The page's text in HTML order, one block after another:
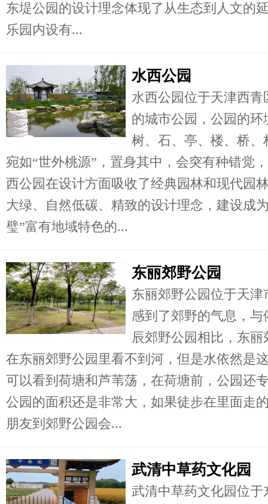
东堤公园的设计理念体现了从生态到人文的
乐园内设有...
水西公园
水西公园位于天津西
的城市公园，公园的
树、石、亭、楼、桥
宛如“世外桃源”，置身其中，会突有种错觉
西公园在设计方面吸收了经典园林和现代园
大绿、自然低碳、精致的设计理念，建设成
璧”富有地域特色的...
东丽郊野公园
东丽郊野公园位于天
感到了郊野的气息，
辰郊野公园相比，东
在东丽郊野公园里看不到河，但是水依然是
可以看到荷塘和芦苇荡，在荷塘前，公园还
公园的面积还是非常大，如果徒步在里面走
朋友到郊野公园会...
武清中草药文化园
武清中草药文化园位